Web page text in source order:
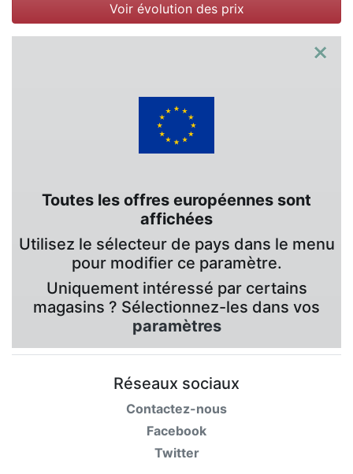
Voir évolution des prix
×
Toutes les offres européennes sont
affichées
Utilisez le sélecteur de pays dans le menu
pour modifier ce paramètre.
Uniquement intéressé par certains
magasins ? Sélectionnez-les dans vos
paramètres
Réseaux sociaux
Contactez-nous
Facebook
Twitter